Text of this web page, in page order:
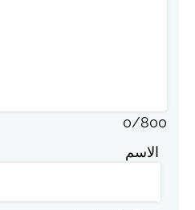
0/800
الاسم